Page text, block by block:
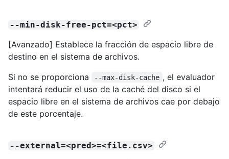
--min-disk-free-pct=<pct>
[Avanzado] Establece la fracción de espacio libre de
destino en el sistema de archivos.
Si no se proporciona
--max-disk-cache , el evaluador
intentará reducir el uso de la caché del disco si el
espacio libre en el sistema de archivos cae por debajo
de este porcentaje.
--external=<pred>=<file.csv>